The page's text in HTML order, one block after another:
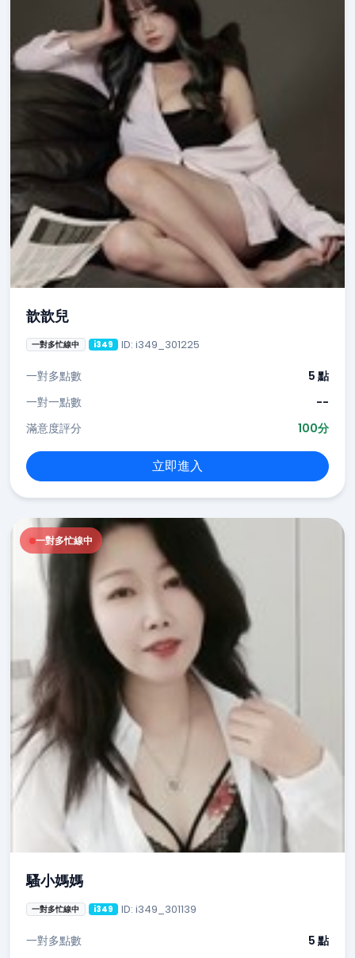
歆歆兒
一對多忙線中 i349 ID: i349_301225
一對多點數
5 點
一對一點數
--
滿意度評分
100分
立即進入
一對多忙線中
騷小媽媽
一對多忙線中 i349 ID: i349_301139
一對多點數 5 點